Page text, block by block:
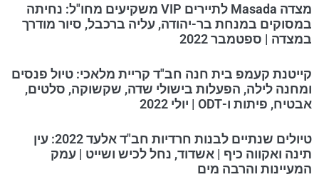
מצדה Masada לתיירים VIP משקיעים מחו"ל: נחיתה
במסוקים במנחת בר-יהודה, עליה ברכבל, סיור מודרך
במצדה | ספטמבר 2022
קייטנת קעמפ בית חנה חב"ד קריית מלאכי: טיול פנסים
ומחנה לילה, הפעלות בישולי שדה, שקשוקה, סלטים,
אבטיח, פיתות ו-ODT | יולי 2022
טיולים שנתיים לבנות חרדיות חב"ד אלעד 2022: עין
תינה ואקווה כיף | אשדוד, נחל לכיש ושייט | עמק
המעיינות והרבה מים